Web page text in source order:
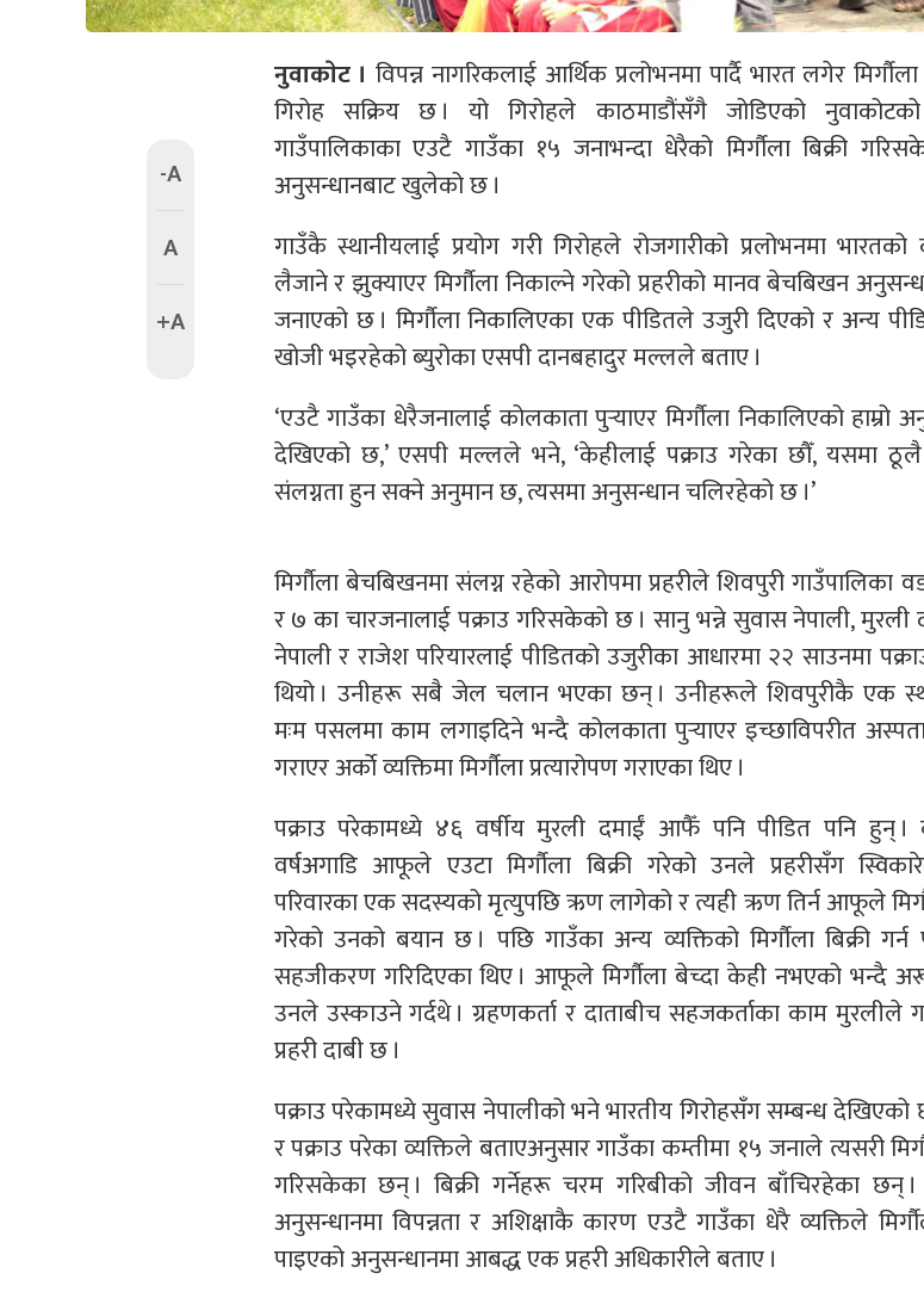
-A
A
+A
नुवाकाेट । विपन्न नागरिकलाई आर्थिक प्रलोभनमा पार्दै भारत लगेर मिर्गौला
गिरोह सक्रिय छ । यो गिरोहले काठमाडौंसँगै जोडिएको
गाउँपालिकाका एउटै गाउँका १५ जनाभन्दा धेरैको मिर्गौला बिक्री
अनुसन्धानबाट खुलेको छ ।
गाउँकै स्थानीयलाई प्रयोग गरी गिरोहले रोजगारीको प्रलोभनमा
लैजाने र झुक्याएर मिर्गौला निकाल्ने गरेको प्रहरीको मानव बेचबिखन
जनाएको छ । मिर्गौला निकालिएका एक पीडितले उजुरी दिएको र अन्य
खोजी भइरहेको ब्युरोका एसपी दानबहादुर मल्लले बताए ।
‘एउटै गाउँका धेरैजनालाई कोलकाता पुर्‍याएर मिर्गौला निकालिएको हाम्रो
देखिएको छ,’ एसपी मल्लले भने, ‘केहीलाई पक्राउ गरेका छौँ, यसमा ठूलै
संलग्नता हुन सक्ने अनुमान छ, त्यसमा अनुसन्धान चलिरहेको छ ।’
मिर्गौला बेचबिखनमा संलग्न रहेको आरोपमा प्रहरीले शिवपुरी गाउँपालिका
र ७ का चारजनालाई पक्राउ गरिसकेको छ । सानु भन्ने सुवास नेपाली, मुरली
नेपाली र राजेश परियारलाई पीडितको उजुरीका आधारमा २२ साउनमा
थियो । उनीहरू सबै जेल चलान भएका छन् । उनीहरूले शिवपुरीकै एक
मःम पसलमा काम लगाइदिने भन्दै कोलकाता पुर्‍याएर इच्छाविपरीत
गराएर अर्काे व्यक्तिमा मिर्गौला प्रत्यारोपण गराएका थिए ।
पक्राउ परेकामध्ये ४६ वर्षीय मुरली दमाईं आफैँ पनि पीडित पनि हुन् ।
वर्षअगाडि आफूले एउटा मिर्गौला बिक्री गरेको उनले प्रहरीसँग
परिवारका एक सदस्यको मृत्युपछि ऋण लागेको र त्यही ऋण तिर्न आफूले
गरेको उनको बयान छ । पछि गाउँका अन्य व्यक्तिको मिर्गौला बिक्री
सहजीकरण गरिदिएका थिए । आफूले मिर्गौला बेच्दा केही नभएको भन्दै
उनले उस्काउने गर्दथे । ग्रहणकर्ता र दाताबीच सहजकर्ताका काम मुरलीले
प्रहरी दाबी छ ।
पक्राउ परेकामध्ये सुवास नेपालीको भने भारतीय गिरोहसँग सम्बन्ध देखिएको
र पक्राउ परेका व्यक्तिले बताएअनुसार गाउँका कम्तीमा १५ जनाले त्यसरी
गरिसकेका छन् । बिक्री गर्नेहरू चरम गरिबीको जीवन बाँचिरहेका छन् ।
अनुसन्धानमा विपन्नता र अशिक्षाकै कारण एउटै गाउँका धेरै व्यक्तिले
पाइएको अनुसन्धानमा आबद्ध एक प्रहरी अधिकारीले बताए ।